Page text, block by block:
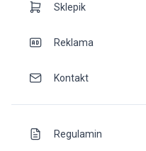
Sklepik
Reklama
Kontakt
Regulamin